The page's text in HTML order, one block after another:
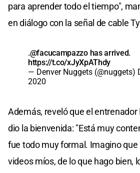
para aprender todo el tiempo",
en diálogo con la señal de cable
.@facucampazzohas arrived.
https://t.co/xJyXpAThdy
— Denver Nuggets (@nuggets)
2020
Además, reveló que el
dio la bienvenida: "Está muy
fue todo muy formal. Imagino
videos míos, de lo que hago bien,